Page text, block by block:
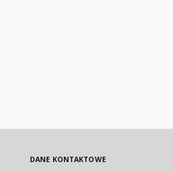
DANE KONTAKTOWE